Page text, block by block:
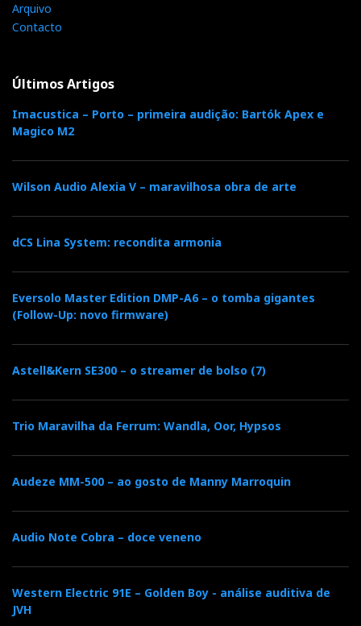
Arquivo
Contacto
Últimos Artigos
Imacustica – Porto – primeira audição: Bartók Apex e
Magico M2
Wilson Audio Alexia V – maravilhosa obra de arte
dCS Lina System: recondita armonia
Eversolo Master Edition DMP-A6 – o tomba gigantes
(Follow-Up: novo firmware)
Astell&Kern SE300 – o streamer de bolso (7)
Trio Maravilha da Ferrum: Wandla, Oor, Hypsos
Audeze MM-500 – ao gosto de Manny Marroquin
Audio Note Cobra – doce veneno
Western Electric 91E – Golden Boy - análise auditiva de
JVH